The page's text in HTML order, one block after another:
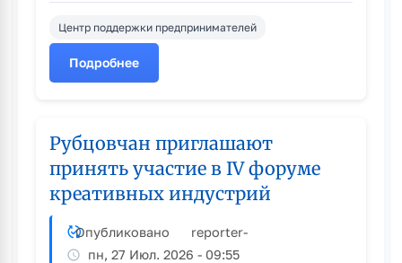
Центр поддержки предпринимателей
Подробнее
о
стоимости
оборудования
-
прием
заявок
Рубцовчан приглашают
принять участие в IV форуме
креативных индустрий
Опубликовано reporter-
пн, 27 Июл. 2026 - 09:55